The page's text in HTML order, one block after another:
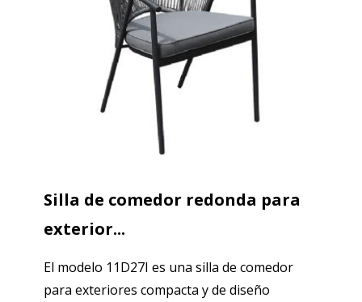
Silla de comedor redonda para
exterior...
El modelo 11D27I es una silla de comedor
para exteriores compacta y de diseño